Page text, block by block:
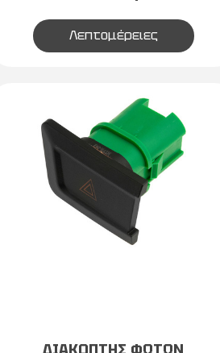
Λεπτομέρειες